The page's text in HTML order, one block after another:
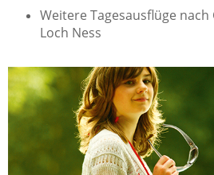
Weitere Tagesausflüge
Loch Ness